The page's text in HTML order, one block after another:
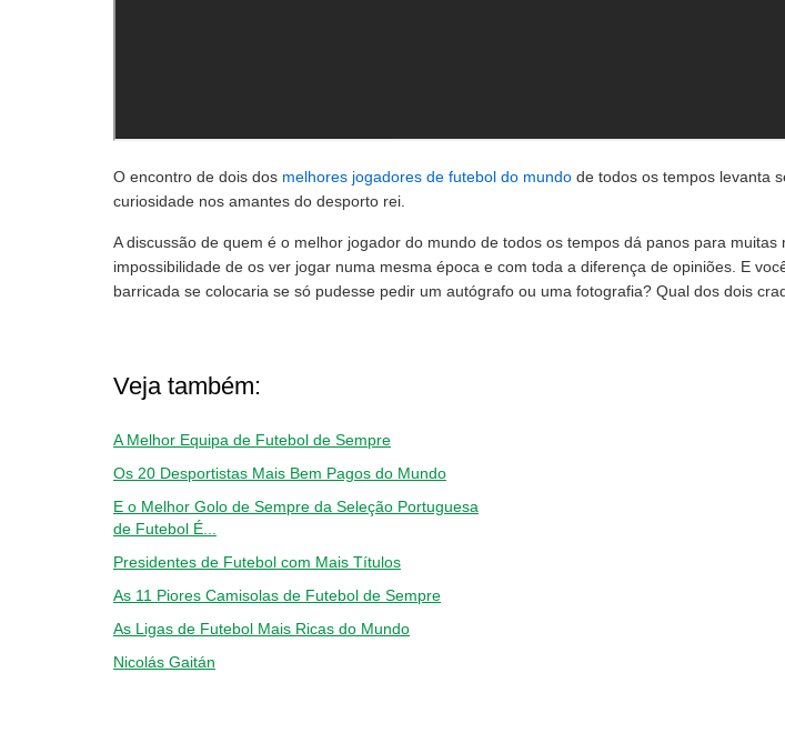
O encontro de dois dos melhores jogadores de futebol do mundo de todos os tempos levanta
curiosidade nos amantes do desporto rei.
A discussão de quem é o melhor jogador do mundo de todos os tempos dá panos para muitas
impossibilidade de os ver jogar numa mesma época e com toda a diferença de opiniões. E
barricada se colocaria se só pudesse pedir um autógrafo ou uma fotografia? Qual dos dois
Veja também:
A Melhor Equipa de Futebol de Sempre
Os 20 Desportistas Mais Bem Pagos do Mundo
E o Melhor Golo de Sempre da Seleção Portuguesa
de Futebol É...
Presidentes de Futebol com Mais Títulos
As 11 Piores Camisolas de Futebol de Sempre
As Ligas de Futebol Mais Ricas do Mundo
Nicolás Gaitán